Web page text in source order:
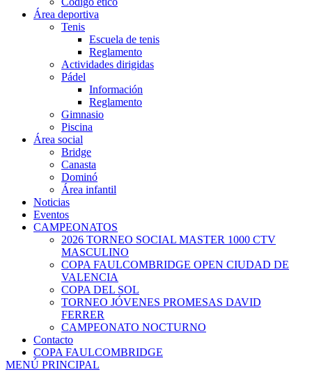
Área deportiva
Tenis
Escuela de tenis
Reglamento
Actividades dirigidas
Pádel
Información
Reglamento
Gimnasio
Piscina
Área social
Bridge
Canasta
Dominó
Área infantil
Noticias
Eventos
CAMPEONATOS
2026 TORNEO SOCIAL MASTER 1000 CTV
MASCULINO
COPA FAULCOMBRIDGE OPEN CIUDAD DE
VALENCIA
COPA DEL SOL
TORNEO JÓVENES PROMESAS DAVID
FERRER
CAMPEONATO NOCTURNO
Contacto
COPA FAULCOMBRIDGE
MENÚ PRINCIPAL